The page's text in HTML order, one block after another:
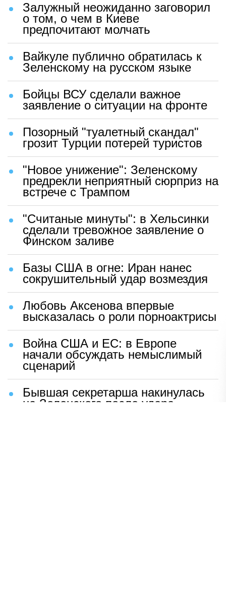
Залужный неожиданно заговорил
о том, о чем в Киеве
предпочитают молчать
Вайкуле публично обратилась к
Зеленскому на русском языке
Бойцы ВСУ сделали важное
заявление о ситуации на фронте
Позорный "туалетный скандал"
грозит Турции потерей туристов
"Новое унижение": Зеленскому
предрекли неприятный сюрприз на
встрече с Трампом
"Считаные минуты": в Хельсинки
сделали тревожное заявление о
Финском заливе
Базы США в огне: Иран нанес
сокрушительный удар возмездия
Любовь Аксенова впервые
высказалась о роли порноактрисы
Война США и ЕС: в Европе
начали обсуждать немыслимый
сценарий
Бывшая секретарша накинулась
на Зеленского после удара